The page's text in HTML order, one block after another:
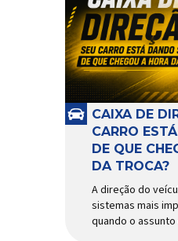
CAIXA DE
CARRO
DE QUE
DA TROCA?
A direção do
sistemas mais
quando o assunto